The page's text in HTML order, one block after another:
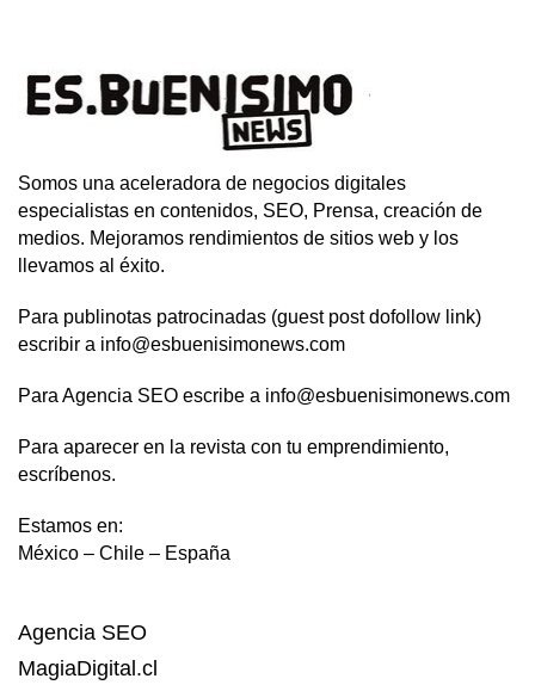
Somos una aceleradora de negocios digitales
especialistas en contenidos, SEO, Prensa, creación de
medios. Mejoramos rendimientos de sitios web y los
llevamos al éxito.
Para publinotas patrocinadas (guest post dofollow link)
escribir a info@esbuenisimonews.com
Para Agencia SEO escribe a info@esbuenisimonews.com
Para aparecer en la revista con tu emprendimiento,
escríbenos.
Estamos en:
México – Chile – España
Agencia SEO
MagiaDigital.cl